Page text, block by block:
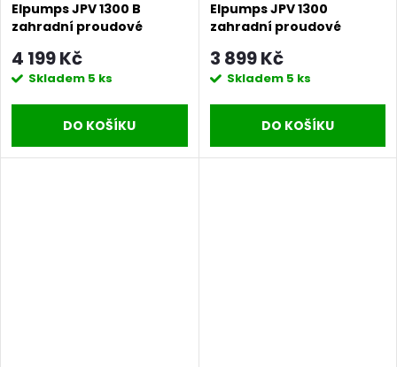
Elpumps JPV 1300 B
zahradní proudové
4 199 Kč
Skladem 5 ks
DO KOŠÍKU
Elpumps JPV 1300
zahradní proudové
3 899 Kč
Skladem 5 ks
DO KOŠÍKU